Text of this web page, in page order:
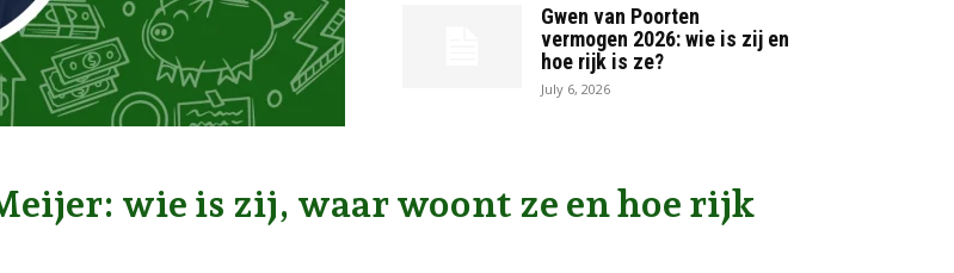
Gwen van Poorten
vermogen 2026: wie is zij en
hoe rijk is ze?
July 6, 2026
wie is zij, waar woont ze en hoe rijk